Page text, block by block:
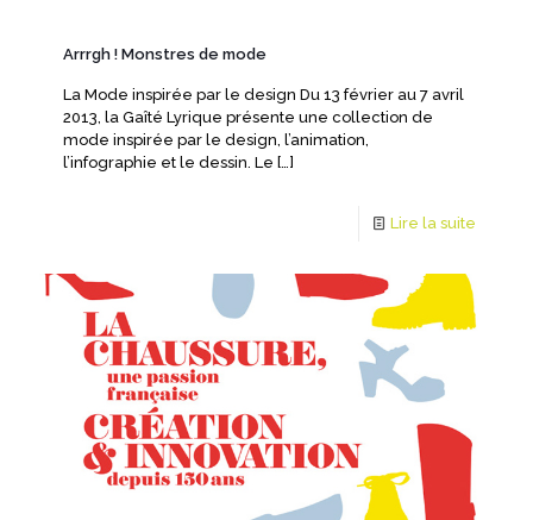
Arrrgh ! Monstres de mode
La Mode inspirée par le design Du 13 février au 7 avril
2013, la Gaîté Lyrique présente une collection de
mode inspirée par le design, l’animation,
l’infographie et le dessin. Le […]
Lire la suite